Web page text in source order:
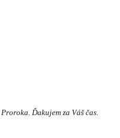
Ďakujem za Váš čas.